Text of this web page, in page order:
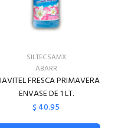
SILTECSAMX
ABARR
FRESCA PRIMAVERA
ENVASE DE 1 LT.
$ 40.95